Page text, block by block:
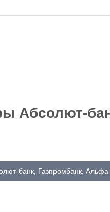
Абсолют-
банк, Газпромбанк,